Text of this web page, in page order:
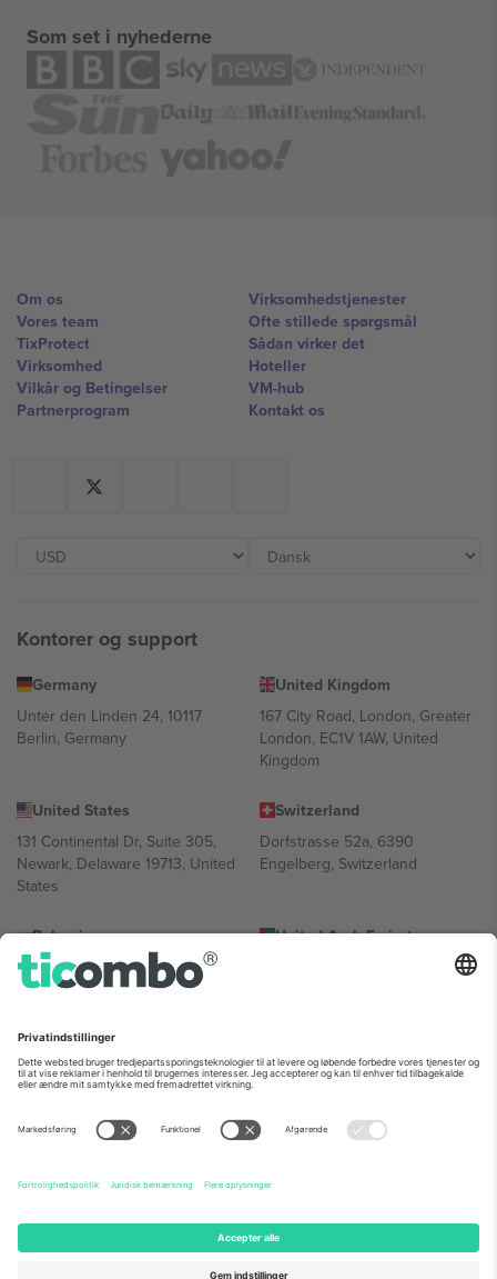
Som set i nyhederne
Om os
Vores team
TixProtect
Virksomhed
Vilkår og Betingelser
Partnerprogram
Virksomhedstjenester
Ofte stillede spørgsmål
Sådan virker det
Hoteller
VM-hub
Kontakt os
Kontorer og support
Germany
Unter den Linden 24, 10117
Berlin, Germany
United Kingdom
167 City Road, London, Greater
London, EC1V 1AW, United
Kingdom
United States
131 Continental Dr, Suite 305,
Newark, Delaware 19713, United
States
Switzerland
Dorfstrasse 52a, 6390
Engelberg, Switzerland
Bulgaria
Regus Sofia City West, bul
Totleben 53-55, 1606 Sofia,
United Arab Emirates
UAE Dubai Silicon Oasis, DDP
Mexico
Av Chapultepec 360, Roma
Norte, Cuauhtémoc, 06700
Ciudad de México, CDMX,
sted, begivenhed og/eller domæne. For detaljer se den specifikke
begivenhedsside, tryk og vilkår.,Virksomhed
Ticombo. Alle rettigheder forbeholdes.